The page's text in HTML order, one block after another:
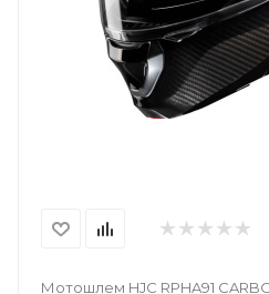
Мотошлем HJC RPHA91